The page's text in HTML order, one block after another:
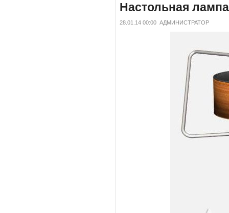
Настольная
28.01.14 00:00 АДМИНИСТРАТОР